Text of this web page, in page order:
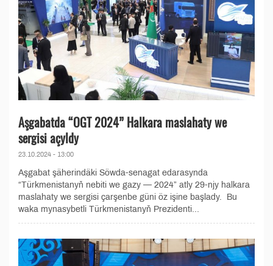
Aşgabatda “OGT 2024” Halkara maslahaty we
sergisi açyldy
23.10.2024 - 13:00
Aşgabat şäherindäki Söwda-senagat edarasynda
“Türkmenistanyň nebiti we gazy — 2024” atly 29-njy halkara
maslahaty we sergisi çarşenbe güni öz işine başlady. Bu
waka mynasybetli Türkmenistanyň Prezidenti...